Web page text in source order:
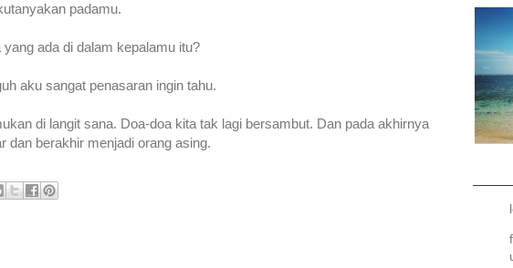
padamu.
ada di dalam kepalamu itu?
aku sangat penasaran ingin tahu.
di langit sana. Doa-doa kita tak lagi bersambut. Dan pada akhirnya
dan berakhir menjadi orang asing.